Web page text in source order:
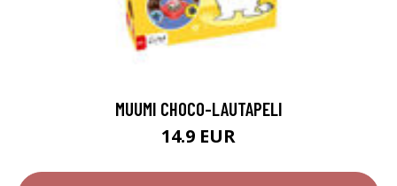
MUUMI CHOCO-LAUTAPELI
14.9 EUR